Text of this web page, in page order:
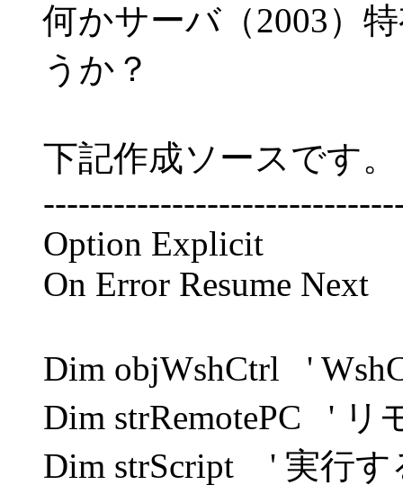
何かサーバ（2003）
うか？
下記作成ソースです。
Option Explicit
On Error Resume Next
Dim objWshCtrl '
Dim strRemotePC ' リ
Dim strScript ' 実行